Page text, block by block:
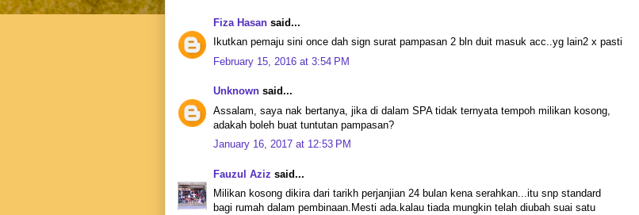
Fiza Hasan said...
Ikutkan pemaju sini once dah sign surat pampasan 2 bln duit masuk acc..yg lain2 x pasti
February 15, 2016 at 3:54 PM
Unknown said...
Assalam, saya nak bertanya, jika di dalam SPA tidak ternyata tempoh milikan kosong,
adakah boleh buat tuntutan pampasan?
January 16, 2017 at 12:53 PM
Fauzul Aziz said...
Milikan kosong dikira dari tarikh perjanjian 24 bulan kena serahkan...itu snp standard
bagi rumah dalam pembinaan.Mesti ada.kalau tiada mungkin telah diubah suai satu